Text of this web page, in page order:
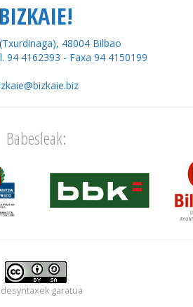
BIZKAIE!
48004 Bilbao
94 4162393 - Faxa 94 4150199
Babesleak:
garatua